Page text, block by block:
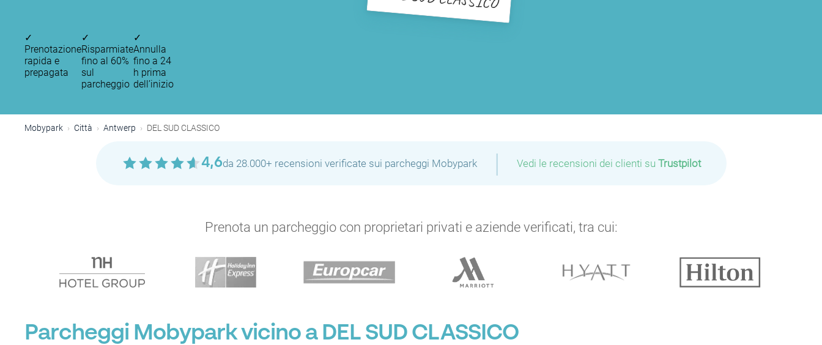
✓
Prenotazione
rapida e
prepagata
✓
Risparmiate
fino al 60%
sul
parcheggio
✓
Annulla
fino a 24
h prima
dell’inizio
Mobypark Città Antwerp DEL SUD CLASSICO
4,6da 28.000+ recensioni verificate sui parcheggi Mobypark | Vedi le recensioni dei clienti su Trustpilot
Prenota un parcheggio con proprietari privati e aziende verificati, tra cui:
Parcheggi Mobypark vicino a DEL SUD CLASSICO